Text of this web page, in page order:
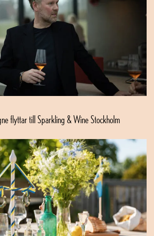
flyttar till Sparkling & Wine Stockholm